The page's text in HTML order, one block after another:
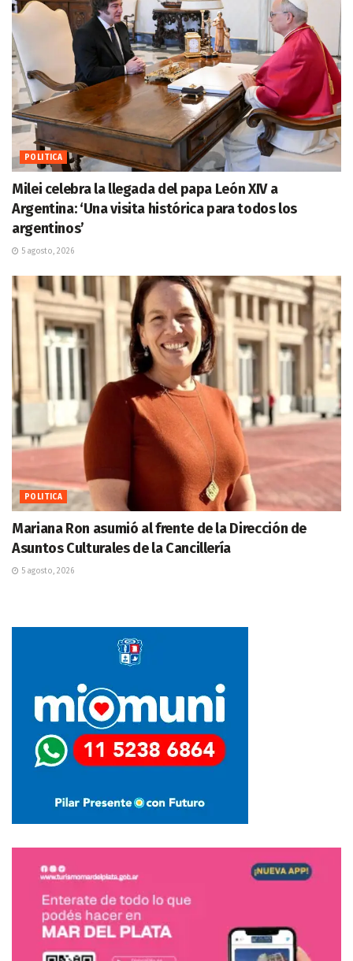
POLITICA
Milei celebra la llegada del papa León XIV a
Argentina: ‘Una visita histórica para todos los
argentinos’
5 agosto, 2026
POLITICA
Mariana Ron asumió al frente de la Dirección de
Asuntos Culturales de la Cancillería
5 agosto, 2026